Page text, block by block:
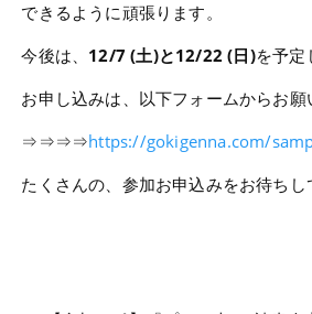
できるように頑張ります。
今後は、 12/7 (土)と12/22 (日)を予定
お申し込みは、以下フォームからお願
⇒⇒⇒⇒https://gokigenna.com/
たくさんの、参加お申込みをお待ちし